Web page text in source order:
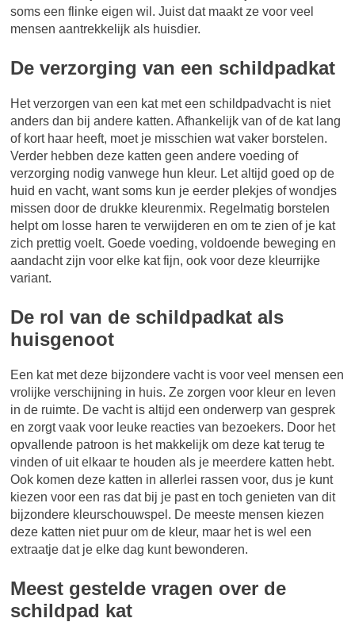
soms een flinke eigen wil. Juist dat maakt ze voor veel
mensen aantrekkelijk als huisdier.
De verzorging van een schildpadkat
Het verzorgen van een kat met een schildpadvacht is niet
anders dan bij andere katten. Afhankelijk van of de kat lang
of kort haar heeft, moet je misschien wat vaker borstelen.
Verder hebben deze katten geen andere voeding of
verzorging nodig vanwege hun kleur. Let altijd goed op de
huid en vacht, want soms kun je eerder plekjes of wondjes
missen door de drukke kleurenmix. Regelmatig borstelen
helpt om losse haren te verwijderen en om te zien of je kat
zich prettig voelt. Goede voeding, voldoende beweging en
aandacht zijn voor elke kat fijn, ook voor deze kleurrijke
variant.
De rol van de schildpadkat als
huisgenoot
Een kat met deze bijzondere vacht is voor veel mensen een
vrolijke verschijning in huis. Ze zorgen voor kleur en leven
in de ruimte. De vacht is altijd een onderwerp van gesprek
en zorgt vaak voor leuke reacties van bezoekers. Door het
opvallende patroon is het makkelijk om deze kat terug te
vinden of uit elkaar te houden als je meerdere katten hebt.
Ook komen deze katten in allerlei rassen voor, dus je kunt
kiezen voor een ras dat bij je past en toch genieten van dit
bijzondere kleurschouwspel. De meeste mensen kiezen
deze katten niet puur om de kleur, maar het is wel een
extraatje dat je elke dag kunt bewonderen.
Meest gestelde vragen over de
schildpad kat